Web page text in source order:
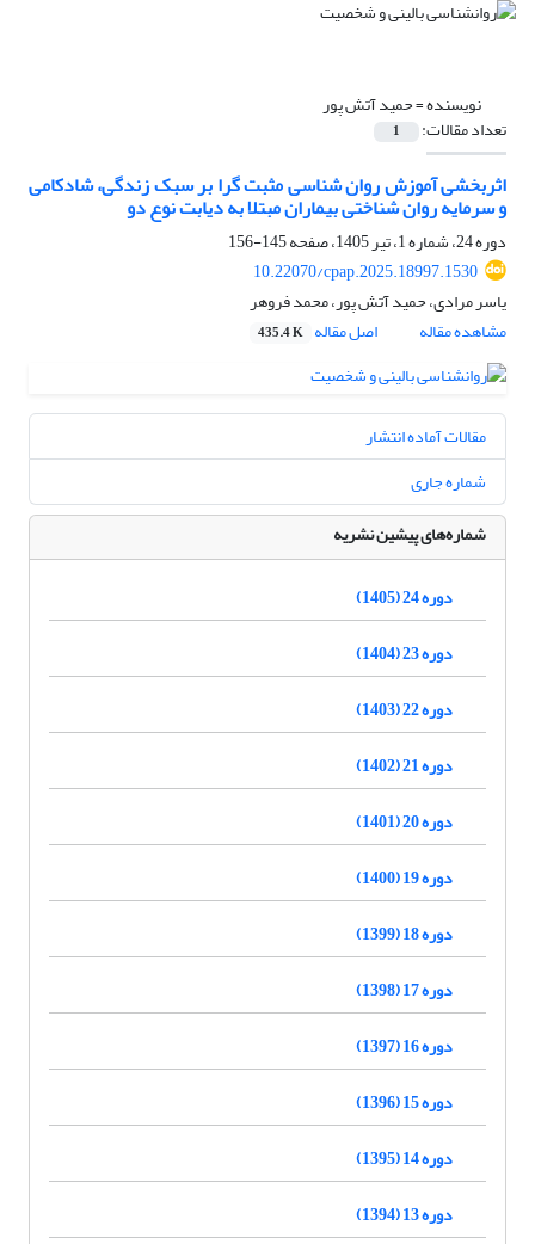
نویسنده =حمید آتش پور
تعداد مقالات: 1
اثربخشی آموزش روان شناسی مثبت گرا بر سبک زندگی، شادکامی
و سرمایه روان شناختی بیماران مبتلا به دیابت نوع دو
دوره 24، شماره 1، تیر 1405، صفحه
145-156
10.22070/cpap.2025.18997.1530
یاسر مرادی، حمید آتش پور، محمد فروهر
مشاهده مقاله
اصل مقاله 435.4 K
مقالات آماده انتشار
شماره جاری
شماره‌های پیشین نشریه
دوره 24 (1405)
دوره 23 (1404)
دوره 22 (1403)
دوره 21 (1402)
دوره 20 (1401)
دوره 19 (1400)
دوره 18 (1399)
دوره 17 (1398)
دوره 16 (1397)
دوره 15 (1396)
دوره 14 (1395)
دوره 13 (1394)